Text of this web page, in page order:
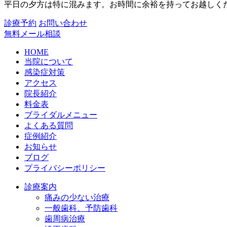
平日の夕方は特に混みます。お時間に余裕を持ってお越しく
診療予約 お問い合わせ
無料メール相談
HOME
当院について
感染症対策
アクセス
院長紹介
料金表
ブライダルメニュー
よくある質問
症例紹介
お知らせ
ブログ
プライバシーポリシー
診療案内
痛みの少ない治療
一般歯科、予防歯科
歯周病治療